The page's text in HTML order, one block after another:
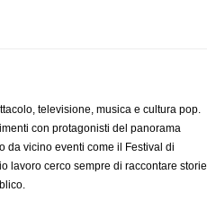
televisione, musica e cultura pop.
con protagonisti del panorama
da vicino eventi come il Festival di
lavoro cerco sempre di raccontare storie